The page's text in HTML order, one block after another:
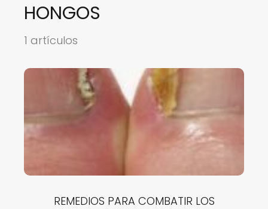
HONGOS
1 artículos
REMEDIOS PARA COMBATIR LOS